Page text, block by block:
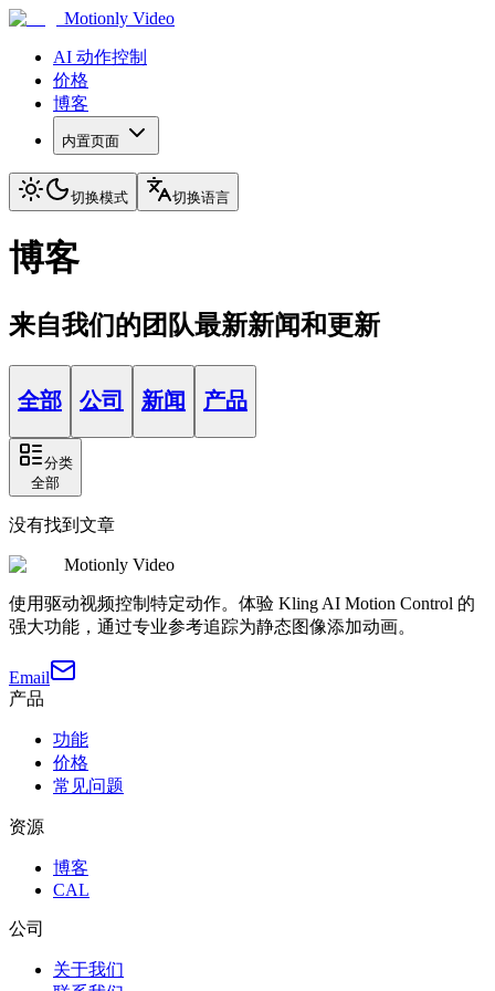
Motionly Video
AI 动作控制
价格
博客
内置页面
切换模式 切换语言
博客
来自我们的团队最新新闻和更新
全部 公司 新闻 产品
分类
全部
没有找到文章
Motionly Video
使用驱动视频控制特定动作。体验 Kling AI Motion Control 的
强大功能，通过专业参考追踪为静态图像添加动画。
Email
产品
功能
价格
常见问题
资源
博客
CAL
公司
关于我们